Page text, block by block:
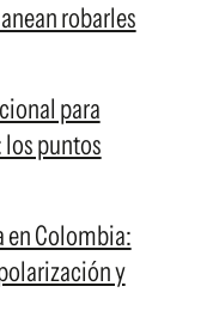
robarles
para
los puntos
en Colombia:
y